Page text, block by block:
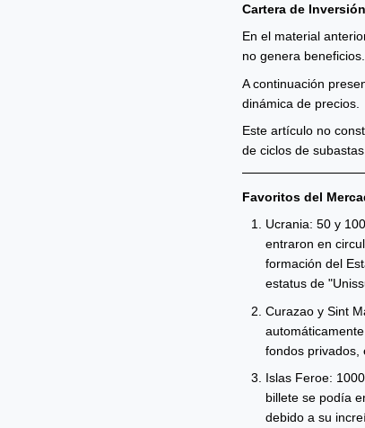
Cartera de
En el material
no genera
A continuación
dinámica de precios.
Este artículo no
de ciclos de subastas.
Favoritos del
Ucrania: 50 y
entraron en
formación del
estatus de
Curazao y Sint
fondos privados,
Islas Feroe:
billete se podía
debido a su